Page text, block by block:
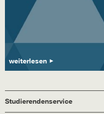
weiterlesen
Studierendenservice